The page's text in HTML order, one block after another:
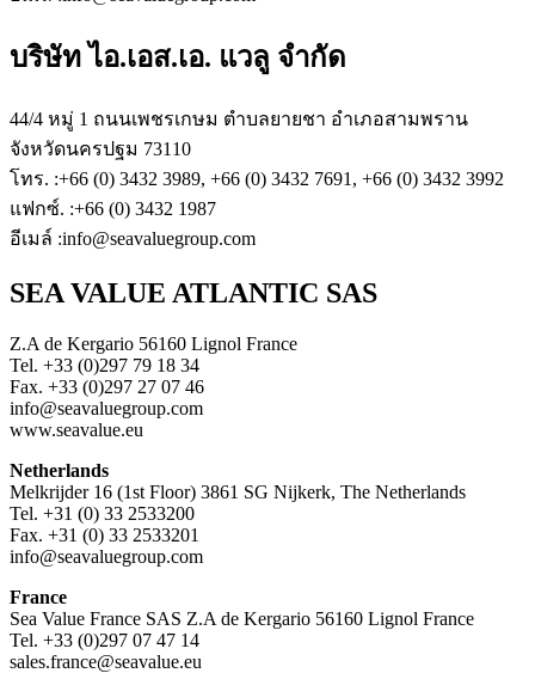
บริษัท ไอ.เอส.เอ. แวลู จำกัด
44/4 หมู่ 1 ถนนเพชรเกษม ตำบลยายชา อำเภอสามพราน
จังหวัดนครปฐม 73110
โทร. :+66 (0) 3432 3989, +66 (0) 3432 7691, +66 (0) 3432 3992
แฟกซ์. :+66 (0) 3432 1987
อีเมล์ :info@seavaluegroup.com
SEA VALUE ATLANTIC SAS
Z.A de Kergario 56160 Lignol France
Tel. +33 (0)297 79 18 34
Fax. +33 (0)297 27 07 46
info@seavaluegroup.com
www.seavalue.eu
Netherlands
Melkrijder 16 (1st Floor) 3861 SG Nijkerk, The Netherlands
Tel. +31 (0) 33 2533200
Fax. +31 (0) 33 2533201
info@seavaluegroup.com
France
Sea Value France SAS Z.A de Kergario 56160 Lignol France
Tel. +33 (0)297 07 47 14
sales.france@seavalue.eu